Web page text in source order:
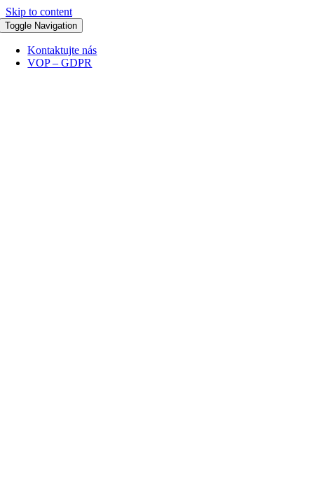
Skip to content
Toggle Navigation
Kontaktujte nás
VOP – GDPR